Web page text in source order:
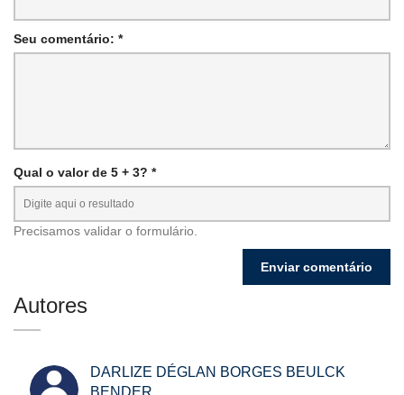
Seu comentário: *
Qual o valor de 5 + 3? *
Precisamos validar o formulário.
Autores
DARLIZE DÉGLAN BORGES BEULCK